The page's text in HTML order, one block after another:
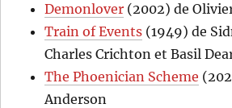
Demonlover (2002) de
Train of Events (1949) de
Charles Crichton et Basil
The Phoenician Scheme
Anderson